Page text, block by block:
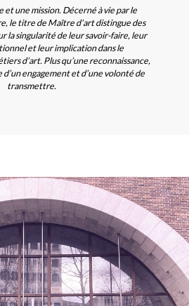
et une mission. Décerné à vie par le
le titre de Maître d’art distingue des
la singularité de leur savoir-faire, leur
et leur implication dans le
d’art. Plus qu’une reconnaissance,
engagement et d’une volonté de
transmettre.